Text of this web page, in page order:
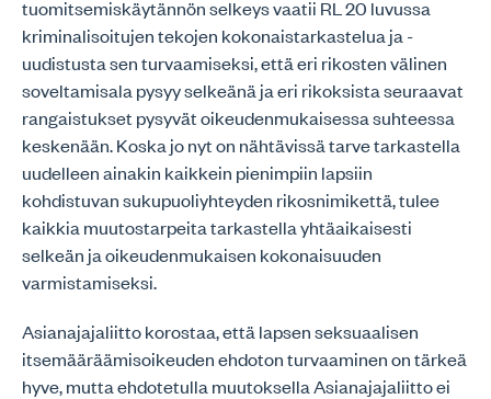
tuomitsemiskäytännön selkeys vaatii RL 20 luvussa
kriminalisoitujen tekojen kokonaistarkastelua ja -
uudistusta sen turvaamiseksi, että eri rikosten välinen
soveltamisala pysyy selkeänä ja eri rikoksista seuraavat
rangaistukset pysyvät oikeudenmukaisessa suhteessa
keskenään. Koska jo nyt on nähtävissä tarve tarkastella
uudelleen ainakin kaikkein pienimpiin lapsiin
kohdistuvan sukupuoliyhteyden rikosnimikettä, tulee
kaikkia muutostarpeita tarkastella yhtäaikaisesti
selkeän ja oikeudenmukaisen kokonaisuuden
varmistamiseksi.
Asianajajaliitto korostaa, että lapsen seksuaalisen
itsemääräämisoikeuden ehdoton turvaaminen on tärkeä
hyve, mutta ehdotetulla muutoksella Asianajajaliitto ei